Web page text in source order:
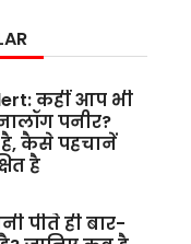
कहीं आप भी
पनीर?
कैसे पहचानें
है
पीते ही बार-